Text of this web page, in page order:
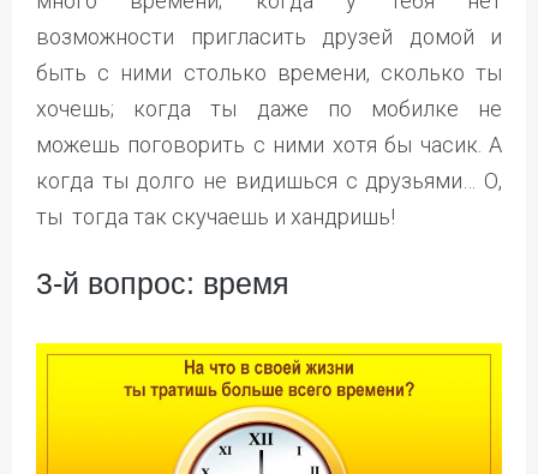
возможности пригласить друзей домой и
быть с ними столько времени, сколько ты
хочешь; когда ты даже по мобилке не
можешь поговорить с ними хотя бы часик. А
когда ты долго не видишься с друзьями… О,
ты тогда так скучаешь и хандришь!
3-й вопрос: время